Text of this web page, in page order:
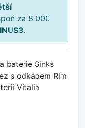
za 8 000
.
baterie Sinks
s odkapem Rim
Vitalia